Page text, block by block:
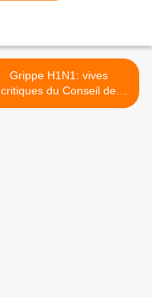
Grippe H1N1: vives
critiques du Conseil de
l'Europe >